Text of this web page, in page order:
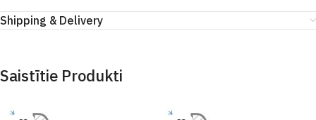
Shipping & Delivery
Saistītie Produkti